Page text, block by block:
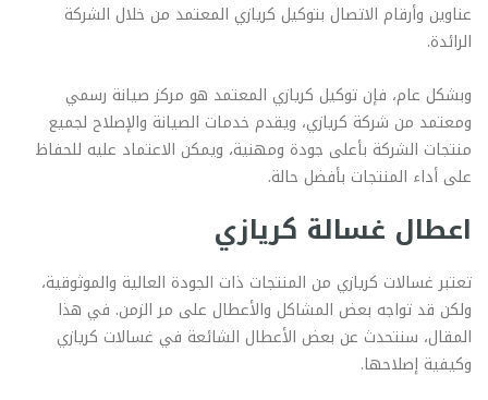
عناوين وأرقام الاتصال بتوكيل كريازي المعتمد من خلال الشركة
الرائدة.
وبشكل عام، فإن توكيل كريازي المعتمد هو مركز صيانة رسمي
ومعتمد من شركة كريازي، ويقدم خدمات الصيانة والإصلاح لجميع
منتجات الشركة بأعلى جودة ومهنية، ويمكن الاعتماد عليه للحفاظ
على أداء المنتجات بأفضل حالة.
اعطال غسالة كريازي
تعتبر غسالات كريازي من المنتجات ذات الجودة العالية والموثوقية،
ولكن قد تواجه بعض المشاكل والأعطال على مر الزمن. في هذا
المقال، سنتحدث عن بعض الأعطال الشائعة في غسالات كريازي
وكيفية إصلاحها.